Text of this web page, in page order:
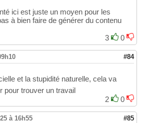
ici est juste un moyen pour les
à bien faire de générer du contenu
3
0
#84
et la stupidité naturelle, cela va
pour trouver un travail
2
0
à 16h55 #85